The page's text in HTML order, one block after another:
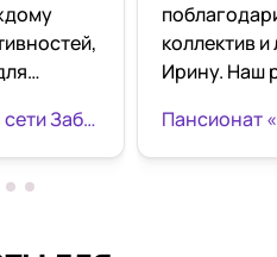
поют
очень
Дом «Красногорский» сети Забота и Уход
коллектив
Ирину. Наш
настоящий
Пансионат